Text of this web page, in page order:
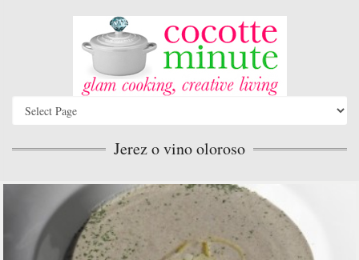
Jerez o vino oloroso